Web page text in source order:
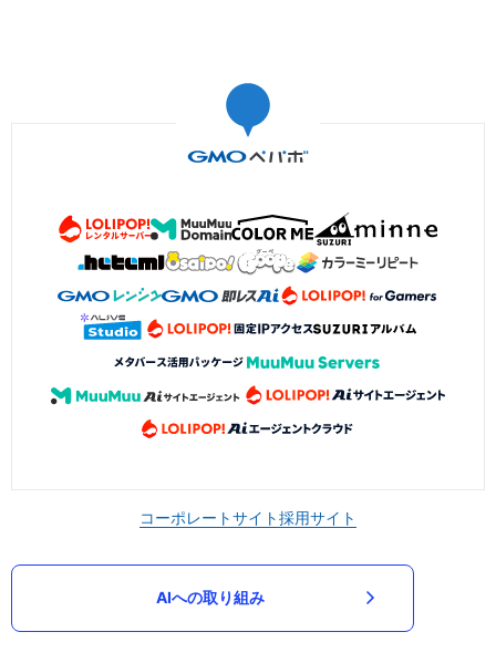
コーポレートサイト採用サイト
AIへの取り組み